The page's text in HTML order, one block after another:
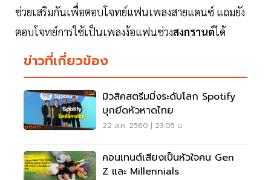
ช่วยเสริมกันเพื่อตอบโจทย์แฟนเพลงสายแดนซ์ แถมยัง
ตอบโจทย์การใช้เป็นเพลงง้อแฟนช่วงสงกรานต์ได้
ข่าวที่เกี่ยวข้อง
มิวสิคสตรีมมิ่งระดับโลก Spotify
บุกยึดหัวหาดไทย
22 ส.ค. 2560 | 23:05 น.
คอนเทนต์เสียงเป็นหัวใจคน Gen
Z และ Millennials